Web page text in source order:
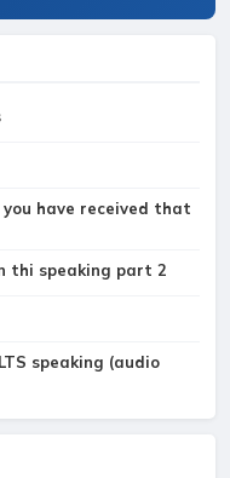
have received that
thi speaking part 2
speaking (audio